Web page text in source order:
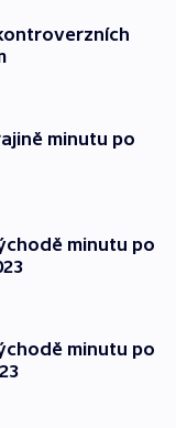
minutu po
minutu po
minutu po